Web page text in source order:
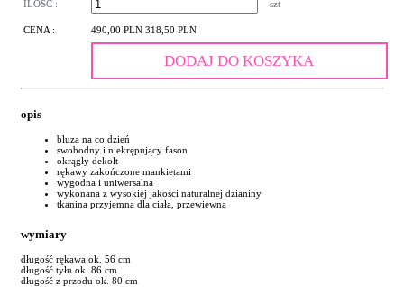
ILOŚĆ : szt
CENA : 490,00 PLN 318,50 PLN
DODAJ DO KOSZYKA
opis
bluza na co dzień
swobodny i niekrępujący fason
okrągły dekolt
rękawy zakończone mankietami
wygodna i uniwersalna
wykonana z wysokiej jakości naturalnej dzianiny
tkanina przyjemna dla ciała, przewiewna
wymiary
długość rękawa ok. 56 cm
długość tyłu ok. 86 cm
długość z przodu ok. 80 cm